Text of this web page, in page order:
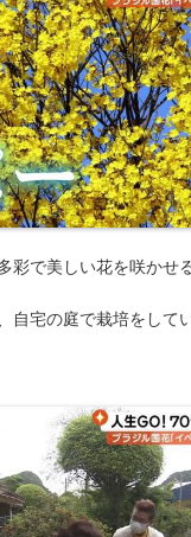
彩で美しい花を咲かせ
自宅の庭で栽培をして